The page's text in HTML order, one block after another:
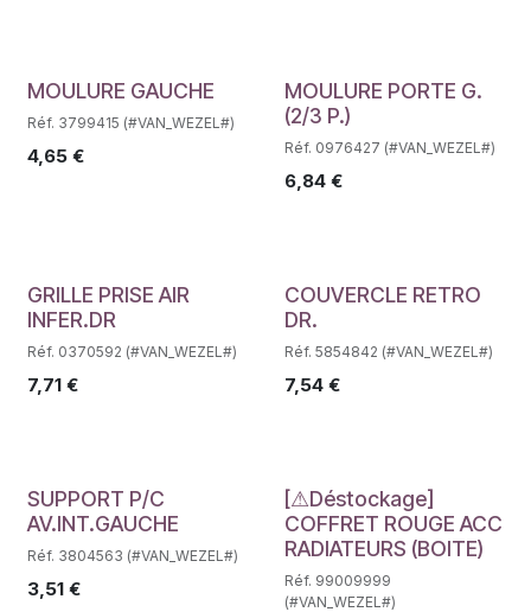
Déstockage
MOULURE GAUCHE
Réf. 3799415 (#VAN_WEZEL#)
4,65 €
Déstockage
MOULURE PORTE G.
(2/3 P.)
Réf. 0976427 (#VAN_WEZEL#)
6,84€
Déstockage
GRILLE PRISE AIR
INFER.DR
Réf. 0370592 (#VAN_WEZEL#)
7,71 €
Déstockage
COUVERCLE RETRO
DR.
Réf. 5854842 (#VAN_WEZEL#)
7,54€
Déstockage
SUPPORT P/C
AV.INT.GAUCHE
Réf. 3804563 (#VAN_WEZEL#)
3,51 €
Déstockage
[⚠Déstockage]
COFFRET ROUGE ACC
RADIATEURS (BOITE)
Réf. 99009999
(#VAN_WEZEL#)